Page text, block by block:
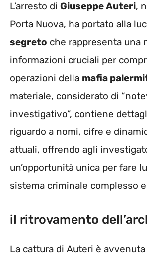
L’arresto di Giuseppe Auteri,
Porta Nuova, ha portato alla
segreto che rappresenta una
informazioni cruciali per
operazioni della mafia
materiale, considerato di
investigativo”, contiene
riguardo a nomi, cifre e
attuali, offrendo agli
un’opportunità unica per fare
sistema criminale complesso
il ritrovamento
La cattura di Auteri è